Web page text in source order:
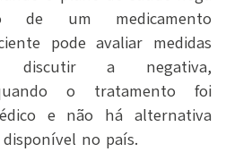
de um medicamento
pode avaliar medidas
discutir a negativa,
o tratamento foi
e não há alternativa
no país.